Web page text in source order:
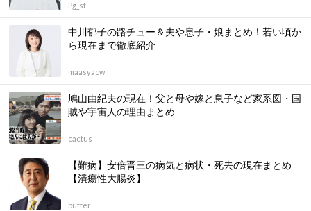
Pg_st
中川郁子の路チュー＆夫や息子・娘まとめ！若い頃か
ら現在まで徹底紹介
maasyacw
鳩山由紀夫の現在！父と母や嫁と息子など家系図・国
賊や宇宙人の理由まとめ
cactus
【難病】安倍晋三の病気と病状・死去の現在まとめ
【潰瘍性大腸炎】
butter